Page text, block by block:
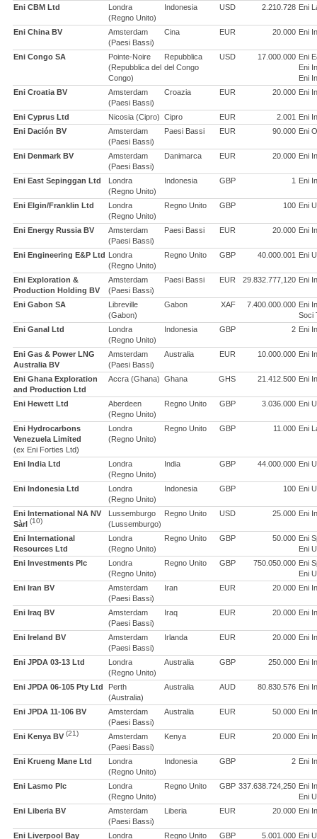
Eni CBM Ltd
Londra
(Regno Unito)
Indonesia USD 2.210.728 Eni
Eni China BV
Amsterdam
(Paesi Bassi)
Cina EUR 20.000 Eni
Eni Congo SA
Pointe-Noire
(Repubblica del
Congo)
Repubblica
del Congo
USD 17.000.000 Eni
Eni
Eni
Eni Croatia BV
Amsterdam
(Paesi Bassi)
Croazia EUR 20.000 Eni
Eni Cyprus Ltd Nicosia (Cipro) Cipro EUR 2.001 Eni
Eni Dación BV
Amsterdam
(Paesi Bassi)
Paesi Bassi EUR 90.000 Eni
Eni Denmark BV
Amsterdam
(Paesi Bassi)
Danimarca EUR 20.000 Eni
Eni East Sepinggan Ltd
Londra
(Regno Unito)
Indonesia GBP 1 Eni
Eni Elgin/Franklin Ltd
Londra
(Regno Unito)
Regno Unito GBP 100 Eni
Eni Energy Russia BV
Amsterdam
(Paesi Bassi)
Paesi Bassi EUR 20.000 Eni
Eni Engineering E&P Ltd Londra
(Regno Unito)
Regno Unito GBP 40.000.001 Eni
Eni Exploration &
Production Holding BV
Amsterdam
(Paesi Bassi)
Paesi Bassi EUR 29.832.777,120 Eni
Eni Gabon SA
Libreville
(Gabon)
Gabon XAF 7.400.000.000 Eni
Soci
Eni Ganal Ltd
Londra
(Regno Unito)
Indonesia GBP 2 Eni
Eni Gas & Power LNG
Australia BV
Amsterdam
(Paesi Bassi)
Australia EUR 10.000.000 Eni
Eni Ghana Exploration
and Production Ltd
Accra (Ghana) Ghana GHS 21.412.500 Eni
Eni Hewett Ltd
Aberdeen
(Regno Unito)
Regno Unito GBP 3.036.000 Eni
Eni Hydrocarbons
Venezuela Limited
(ex Eni Forties Ltd)
Londra
(Regno Unito)
Regno Unito GBP 11.000 Eni
Eni India Ltd
Londra
(Regno Unito)
India GBP 44.000.000 Eni
Eni Indonesia Ltd
Londra
(Regno Unito)
Indonesia GBP 100 Eni
Eni International NA NV
Sàrl (10)
Lussemburgo
(Lussemburgo)
Regno Unito USD 25.000 Eni
Eni International
Resources Ltd
Londra
(Regno Unito)
Regno Unito GBP 50.000 Eni
Eni
Eni Investments Plc
Londra
(Regno Unito)
Regno Unito GBP 750.050.000 Eni
Eni
Eni Iran BV
Amsterdam
(Paesi Bassi)
Iran EUR 20.000 Eni
Eni Iraq BV
Amsterdam
(Paesi Bassi)
Iraq EUR 20.000 Eni
Eni Ireland BV
Amsterdam
(Paesi Bassi)
Irlanda EUR 20.000 Eni
Eni JPDA 03-13 Ltd
Londra
(Regno Unito)
Australia GBP 250.000 Eni
Eni JPDA 06-105 Pty Ltd
Perth
(Australia)
Australia AUD 80.830.576 Eni
Eni JPDA 11-106 BV
Amsterdam
(Paesi Bassi)
Australia EUR 50.000 Eni
Eni Kenya BV (21)
Amsterdam
(Paesi Bassi)
Kenya EUR 20.000 Eni
Eni Krueng Mane Ltd
Londra
(Regno Unito)
Indonesia GBP 2 Eni
Eni Lasmo Plc
Londra
(Regno Unito)
Regno Unito GBP 337.638.724,250 Eni
Eni
Eni Liberia BV
Amsterdam
(Paesi Bassi)
Liberia EUR 20.000 Eni
Eni Liverpool Bay Londra Regno Unito GBP 5.001.000 Eni